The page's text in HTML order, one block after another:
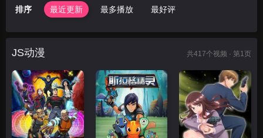
排序 最近更新 最多播放 最好评
JS动漫 共417个视频 · 第1页